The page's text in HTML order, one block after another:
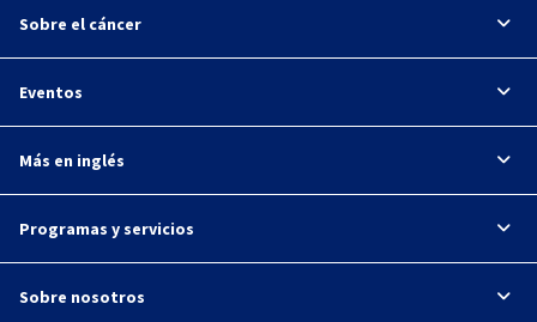
Sobre el cáncer
Eventos
Más en inglés
Programas y servicios
Sobre nosotros